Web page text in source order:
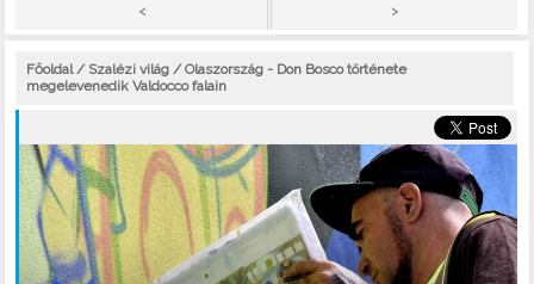
< >
Főoldal/ Szalézi világ / Olaszország - Don Bosco története
megelevenedik Valdocco falain